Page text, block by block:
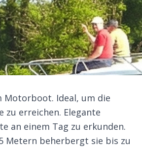
Motorboot. Ideal, um die
zu erreichen. Elegante
an einem Tag zu erkunden.
Metern beherbergt sie bis zu